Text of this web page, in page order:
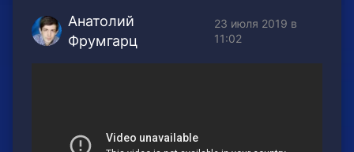
Анатолий
Фрумгарц
23 июля 2019 в
11:02